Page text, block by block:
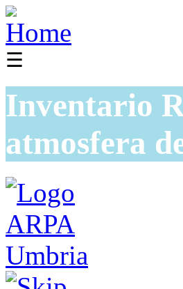
☰
Inventario
atmosfera